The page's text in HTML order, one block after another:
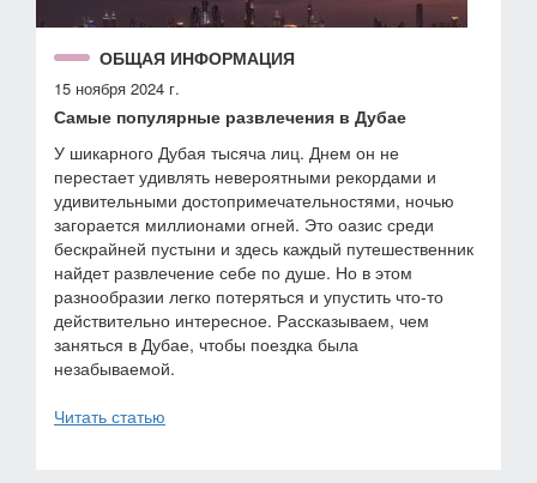
ОБЩАЯ ИНФОРМАЦИЯ
15 ноября 2024 г.
Самые популярные развлечения в Дубае
У шикарного Дубая тысяча лиц. Днем он не
перестает удивлять невероятными рекордами и
удивительными достопримечательностями, ночью
загорается миллионами огней. Это оазис среди
бескрайней пустыни и здесь каждый путешественник
найдет развлечение себе по душе. Но в этом
разнообразии легко потеряться и упустить что-то
действительно интересное. Рассказываем, чем
заняться в Дубае, чтобы поездка была
незабываемой.
Читать статью